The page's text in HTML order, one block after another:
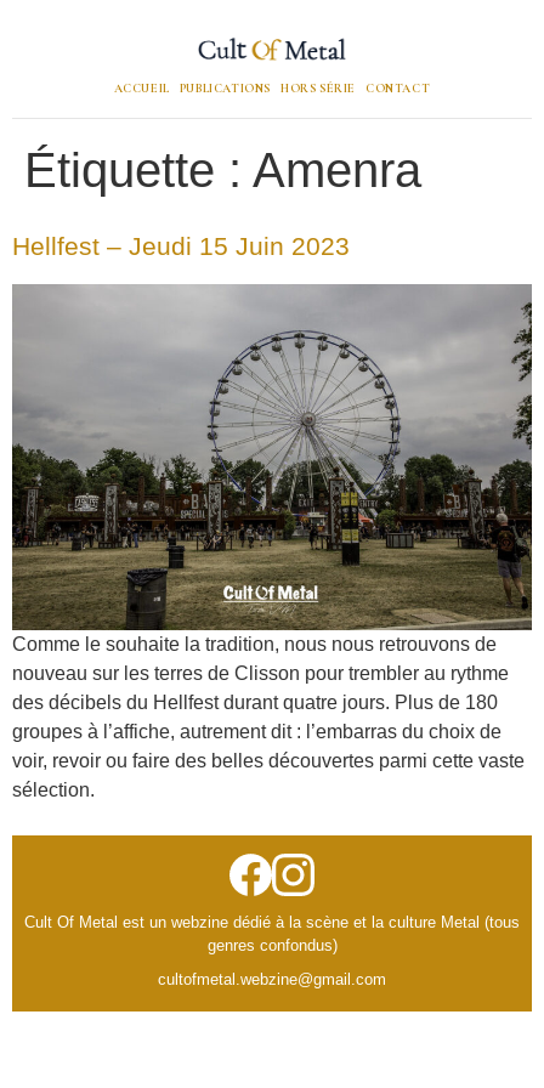
ACCUEIL PUBLICATIONS HORS SÉRIE CONTACT
Étiquette : Amenra
Hellfest – Jeudi 15 Juin 2023
Comme le souhaite la tradition, nous nous retrouvons de
nouveau sur les terres de Clisson pour trembler au rythme
des décibels du Hellfest durant quatre jours. Plus de 180
groupes à l’affiche, autrement dit : l’embarras du choix de
voir, revoir ou faire des belles découvertes parmi cette vaste
sélection.
Cult Of Metal est un webzine dédié à la scène et la culture Metal (tous
genres confondus)
cultofmetal.webzine@gmail.com